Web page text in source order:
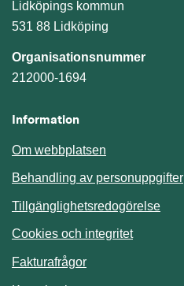
Lidköpings kommun
531 88 Lidköping
Organisationsnummer
212000-1694
Information
Om webbplatsen
Behandling av personuppgifter
Tillgänglighetsredogörelse
Cookies och integritet
Fakturafrågor